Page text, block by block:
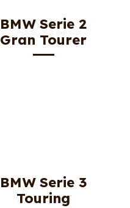
BMW Serie 2
Gran Tourer
BMW Serie 3
Touring